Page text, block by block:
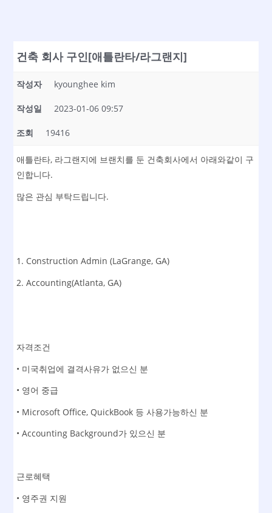
건축 회사 구인[애틀란타/라그랜지]
작성자 kyounghee kim
작성일 2023-01-06 09:57
조회 19416
애틀란타, 라그랜지에 브랜치를 둔 건축회사에서 아래와같이 구
인합니다.
많은 관심 부탁드립니다.
1. Construction Admin (LaGrange, GA)
2. Accounting(Atlanta, GA)
자격조건
• 미국취업에 결격사유가 없으신 분
• 영어 중급
• Microsoft Office, QuickBook 등 사용가능하신 분
• Accounting Background가 있으신 분
근로혜택
• 영주권 지원